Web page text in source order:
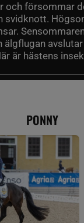
och försommar
svidknott.
älgflugan
är hästens
PONNY